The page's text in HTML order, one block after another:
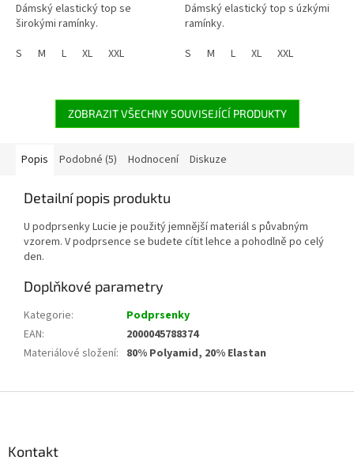
Dámský elastický top se
širokými ramínky.
S
M L XL XXL
Dámský elastický top s úzkými
ramínky.
S
M L XL XXL
ZOBRAZIT VŠECHNY SOUVISEJÍCÍ PRODUKTY
Popis Podobné (5) Hodnocení Diskuze
Detailní popis produktu
U podprsenky Lucie je použitý jemnější materiál s půvabným
vzorem. V podprsence se budete cítit lehce a pohodlně po celý
den.
Doplňkové parametry
Kategorie:
Podprsenky
EAN:
2000045788374
Materiálové složení: 80% Polyamid, 20% Elastan
Kontakt